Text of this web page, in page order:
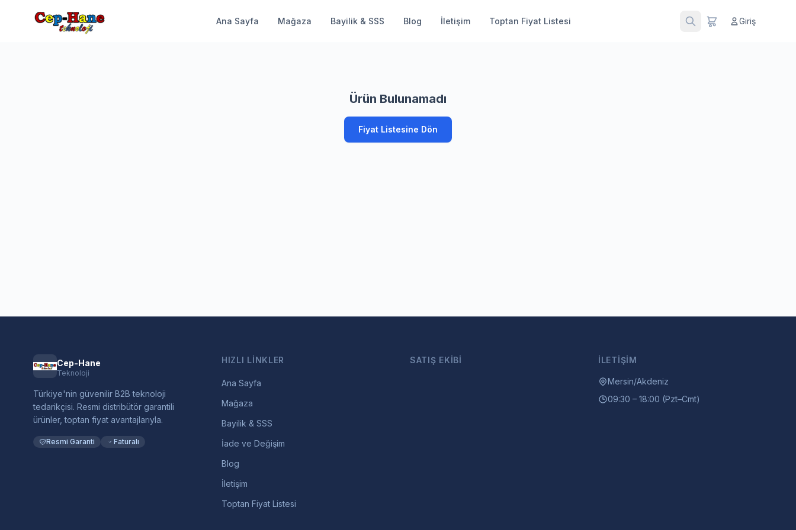
Ana Sayfa Mağaza Bayilik & SSS Blog İletişim Toptan Fiyat Listesi Giriş
Ürün Bulunamadı
Fiyat Listesine Dön
Cep-Hane
Teknoloji
Türkiye'nin güvenilir B2B teknoloji
tedarikçisi. Resmi distribütör garantili
ürünler, toptan fiyat avantajlarıyla.
Resmi Garanti Faturalı
HIZLI LINKLER
Ana Sayfa
Mağaza
Bayilik & SSS
İade ve Değişim
Blog
İletişim
Toptan Fiyat Listesi
SATIŞ EKIBI İLETIŞIM
Mersin/Akdeniz
09:30 – 18:00 (Pzt–Cmt)